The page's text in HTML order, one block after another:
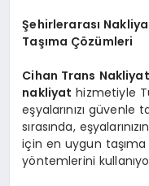
Şehirlerarası
Taşıma Çözümleri
Cihan Trans Nakliyat
nakliyat hizmetiyle
eşyalarınızı güvenle
sırasında,
için en uygun
yöntemlerini